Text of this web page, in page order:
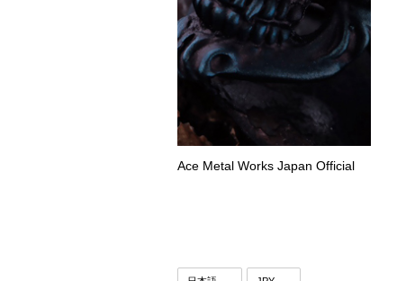
Ace Metal Works Japan Official